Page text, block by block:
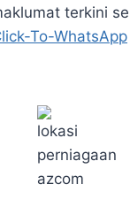
terkini
To-WhatsApp